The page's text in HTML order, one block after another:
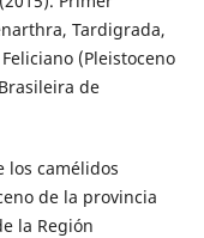
Tardigrada,
(Pleistoceno
de
los camélidos
de la provincia
la Región